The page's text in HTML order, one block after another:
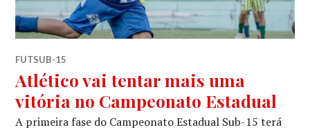
FUTSUB-15
Atlético vai tentar mais uma
vitória no Campeonato Estadual
A primeira fase do Campeonato Estadual Sub-15 terá